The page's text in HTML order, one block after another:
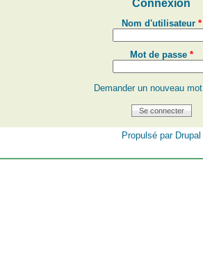
Connexion
Nom d'utilisateur *
Mot de passe *
Demander un nouveau
Propulsé par Drupal